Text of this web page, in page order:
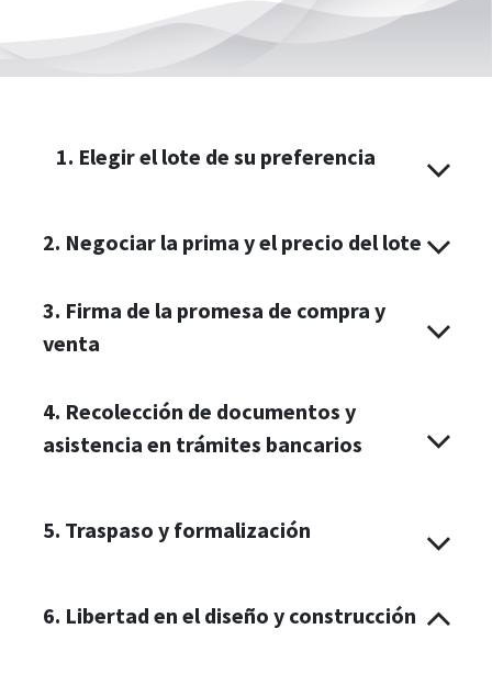
Elegir el lote de su preferencia
2. Negociar la prima y el precio del lote
3. Firma de la promesa de compra y
venta
4. Recolección de documentos y
asistencia en trámites bancarios
5. Traspaso y formalización
6. Libertad en el diseño y construcción